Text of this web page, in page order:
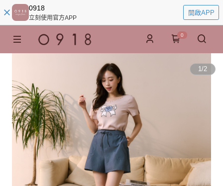
0918
立刻使用官方APP
開啟APP
0
1/2